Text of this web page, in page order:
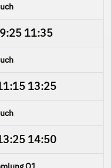
9:25 11:35
13:25
14:50